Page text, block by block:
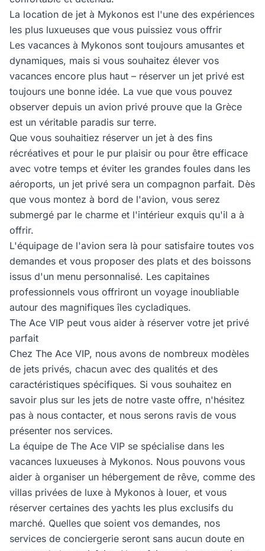
La location de jet à Mykonos est l'une des expériences
les plus luxueuses que vous puissiez vous offrir
Les vacances à Mykonos sont toujours amusantes et
dynamiques, mais si vous souhaitez élever vos
vacances encore plus haut – réserver un jet privé est
toujours une bonne idée. La vue que vous pouvez
observer depuis un avion privé prouve que la Grèce
est un véritable paradis sur terre.
Que vous souhaitiez réserver un jet à des fins
récréatives et pour le pur plaisir ou pour être efficace
avec votre temps et éviter les grandes foules dans les
aéroports, un jet privé sera un compagnon parfait. Dès
que vous montez à bord de l'avion, vous serez
submergé par le charme et l'intérieur exquis qu'il a à
offrir.
L'équipage de l'avion sera là pour satisfaire toutes vos
demandes et vous proposer des plats et des boissons
issus d'un menu personnalisé. Les capitaines
professionnels vous offriront un voyage inoubliable
autour des magnifiques îles cycladiques.
The Ace VIP peut vous aider à réserver votre jet privé
parfait
Chez The Ace VIP, nous avons de nombreux modèles
de jets privés, chacun avec des qualités et des
caractéristiques spécifiques. Si vous souhaitez en
savoir plus sur les jets de notre vaste offre, n'hésitez
pas à nous contacter, et nous serons ravis de vous
présenter nos services.
La équipe de The Ace VIP se spécialise dans les
vacances luxueuses à Mykonos. Nous pouvons vous
aider à organiser un hébergement de rêve, comme des
villas privées de luxe à Mykonos à louer, et vous
réserver certaines des yachts les plus exclusifs du
marché. Quelles que soient vos demandes, nos
services de conciergerie seront sans aucun doute en